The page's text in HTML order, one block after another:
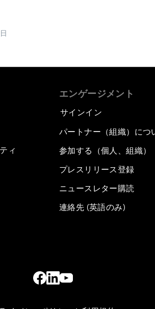
ィ
エンゲージメント
サインイン
パートナー（組織）につ
参加する（個人、組織）
プレスリリース登録
ニュースレター購読
連絡先 (英語のみ)